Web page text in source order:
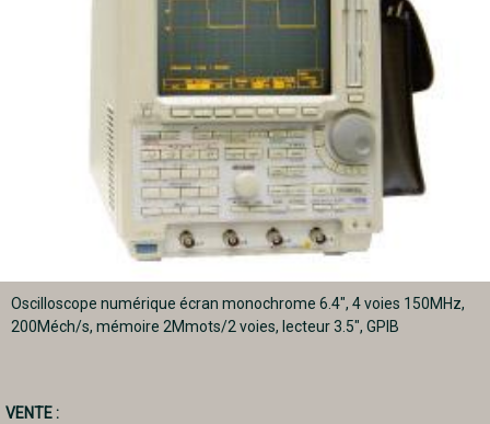
Oscilloscope numérique écran monochrome 6.4", 4 voies 150MHz,
200Méch/s, mémoire 2Mmots/2 voies, lecteur 3.5", GPIB
VENTE :